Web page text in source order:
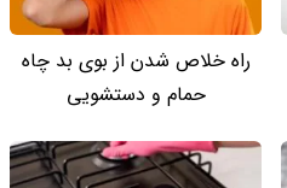
راه خلاص شدن از بوی بد چاه
حمام و دستشویی